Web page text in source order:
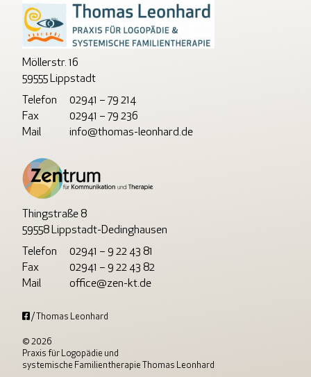
Möllerstr. 16
59555 Lippstadt
Telefon
02941 – 79 214
Fax
02941 – 79 236
Mail
info@thomas-leonhard.de
Thingstraße 8
59558 Lippstadt-Dedinghausen
Telefon
02941 – 9 22 43 81
Fax
02941 – 9 22 43 82
Mail
office@zen-kt.de
/ Thomas Leonhard
© 2026
Praxis für Logopädie und
systemische Familientherapie Thomas Leonhard